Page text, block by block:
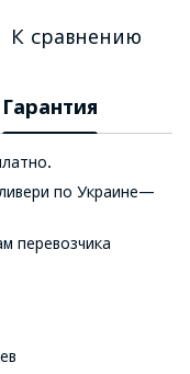
К сравнению
Гарантия
по Украине—
перевозчика